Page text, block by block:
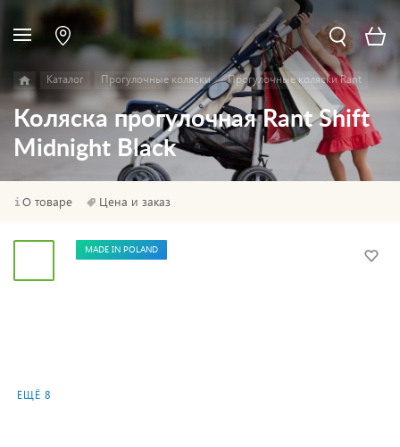
Каталог Прогулочные коляски Прогулочные коляски Rant
Коляска прогулочная Rant Shift
Midnight Black
О товаре Цена и заказ
ЕЩЁ 8
MADE IN POLAND